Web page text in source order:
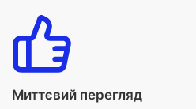
Миттєвий перегляд
Ви турбуєтесь про результат
потрібно хвилюватися! Наш
налаштованої швидкості звуку